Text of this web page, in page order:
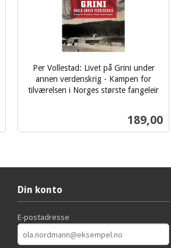
Per Vollestad: Livet på Grini under
annen verdenskrig - Kampen for
tilværelsen i Norges største fangeleir
Pris
189,00
Din konto
E-postadresse